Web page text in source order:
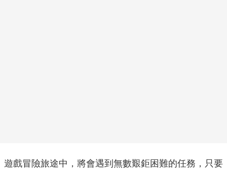
遊戲冒險旅途中，將會遇到無數艱鉅困難的任務，只要